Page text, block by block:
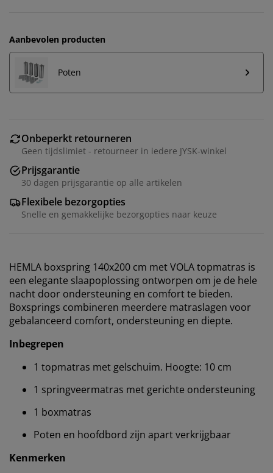
Aanbevolen producten
Poten
Onbeperkt retourneren
Geen tijdslimiet - retourneer in iedere JYSK-winkel
Prijsgarantie
30 dagen prijsgarantie op alle artikelen
Flexibele bezorgopties
Snelle en gemakkelijke bezorgopties naar keuze
HEMLA boxspring 140x200 cm met VOLA topmatras is
een elegante slaapoplossing ontworpen om je de hele
nacht door ondersteuning en comfort te bieden.
Boxsprings combineren meerdere matraslagen voor
gebalanceerd comfort, ondersteuning en diepte.
Inbegrepen
1 topmatras met gelschuim. Hoogte: 10 cm
1 springveermatras met gerichte ondersteuning
1 boxmatras
Poten en hoofdbord zijn apart verkrijgbaar
Kenmerken